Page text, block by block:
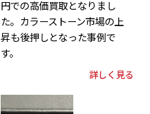
円での高価買取となりまし
た。カラーストーン市場の上
昇も後押しとなった事例で
す。
詳しく見る